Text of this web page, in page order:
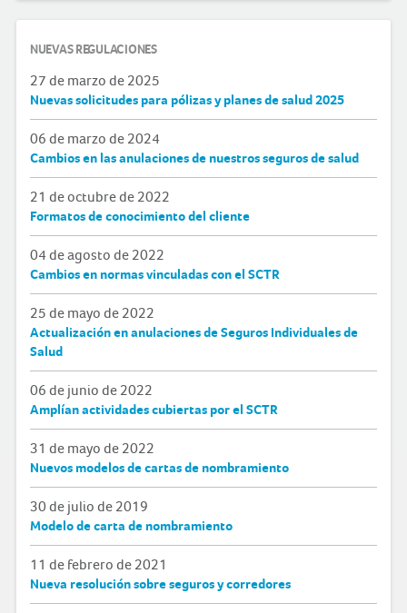
NUEVAS REGULACIONES
27 de marzo de 2025
Nuevas solicitudes para pólizas y planes de salud 2025
06 de marzo de 2024
Cambios en las anulaciones de nuestros seguros de salud
21 de octubre de 2022
Formatos de conocimiento del cliente
04 de agosto de 2022
Cambios en normas vinculadas con el SCTR
25 de mayo de 2022
Actualización en anulaciones de Seguros Individuales de
Salud
06 de junio de 2022
Amplían actividades cubiertas por el SCTR
31 de mayo de 2022
Nuevos modelos de cartas de nombramiento
30 de julio de 2019
Modelo de carta de nombramiento
11 de febrero de 2021
Nueva resolución sobre seguros y corredores